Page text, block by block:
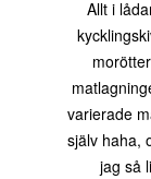
Allt i
varierade
själv haha,
jag så